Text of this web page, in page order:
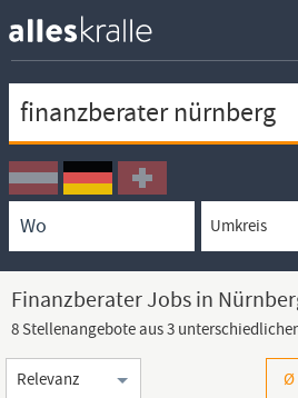
Ortssuche
Umkreissuche
Arbeitsform
Finanzberater Jobs in
8 Stellenangebote aus 3
Sortierung
Ø